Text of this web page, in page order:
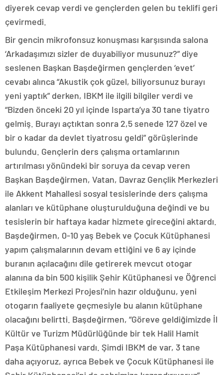
diyerek cevap verdi ve gençlerden gelen bu teklifi geri
çevirmedi.
Bir gencin mikrofonsuz konuşması karşısında salona
‘Arkadaşımızı sizler de duyabiliyor musunuz?” diye
seslenen Başkan Başdeğirmen gençlerden ‘evet’
cevabı alınca “Akustik çok güzel, biliyorsunuz burayı
yeni yaptık” derken, IBKM ile ilgili bilgiler verdi ve
“Bizden önceki 20 yıl içinde Isparta’ya 30 tane tiyatro
gelmiş. Burayı açtıktan sonra 2,5 senede 127 özel ve
bir o kadar da devlet tiyatrosu geldi” görüşlerinde
bulundu. Gençlerin ders çalışma ortamlarının
artırılması yönündeki bir soruya da cevap veren
Başkan Başdeğirmen, Vatan, Davraz Gençlik Merkezleri
ile Akkent Mahallesi sosyal tesislerinde ders çalışma
alanları ve kütüphane oluşturulduğuna değindi ve bu
tesislerin bir haftaya kadar hizmete gireceğini aktardı.
Başdeğirmen, 0-10 yaş Bebek ve Çocuk Kütüphanesi
yapım çalışmalarının devam ettiğini ve 6 ay içinde
buranın açılacağını dile getirerek mevcut otogar
alanına da bin 500 kişilik Şehir Kütüphanesi ve Öğrenci
Etkileşim Merkezi Projesi’nin hazır olduğunu, yeni
otogarın faaliyete geçmesiyle bu alanın kütüphane
olacağını belirtti. Başdeğirmen, “Göreve geldiğimizde İl
Kültür ve Turizm Müdürlüğünde bir tek Halil Hamit
Paşa Kütüphanesi vardı. Şimdi IBKM de var, 3 tane
daha açıyoruz, ayrıca Bebek ve Çocuk Kütüphanesi ile